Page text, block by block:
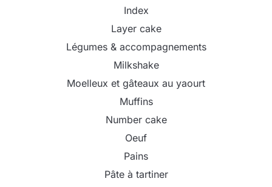
Index
Layer cake
Légumes & accompagnements
Milkshake
Moelleux et gâteaux au yaourt
Muffins
Number cake
Oeuf
Pains
Pâte à tartiner